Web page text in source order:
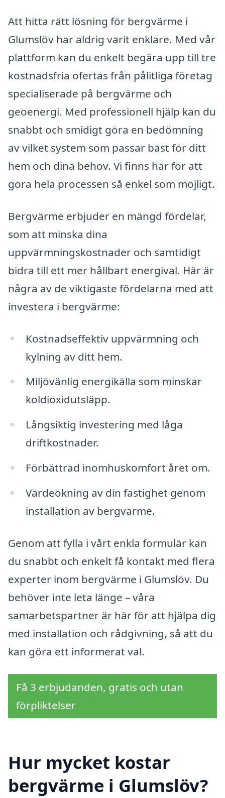
Att hitta rätt lösning för bergvärme i
Glumslöv har aldrig varit enklare. Med vår
plattform kan du enkelt begära upp till tre
kostnadsfria ofertas från pålitliga företag
specialiserade på bergvärme och
geoenergi. Med professionell hjälp kan du
snabbt och smidigt göra en bedömning
av vilket system som passar bäst för ditt
hem och dina behov. Vi finns här för att
göra hela processen så enkel som möjligt.
Bergvärme erbjuder en mängd fördelar,
som att minska dina
uppvärmningskostnader och samtidigt
bidra till ett mer hållbart energival. Här är
några av de viktigaste fördelarna med att
investera i bergvärme:
Kostnadseffektiv uppvärmning och
kylning av ditt hem.
Miljövänlig energikälla som minskar
koldioxidutsläpp.
Långsiktig investering med låga
driftkostnader.
Förbättrad inomhuskomfort året om.
Värdeökning av din fastighet genom
installation av bergvärme.
Genom att fylla i vårt enkla formulär kan
du snabbt och enkelt få kontakt med flera
experter inom bergvärme i Glumslöv. Du
behöver inte leta länge – våra
samarbetspartner är här för att hjälpa dig
med installation och rådgivning, så att du
kan göra ett informerat val.
Få 3 erbjudanden, gratis och utan
förpliktelser
Hur mycket kostar
bergvärme i Glumslöv?